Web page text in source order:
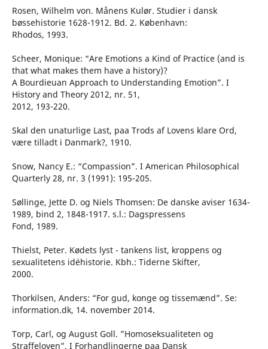
Rosen, Wilhelm von. Månens Kulør. Studier i dansk
bøssehistorie 1628-1912. Bd. 2. København:
Rhodos, 1993.
Scheer, Monique: “Are Emotions a Kind of Practice (and is
that what makes them have a history)?
A Bourdieuan Approach to Understanding Emotion”. I
History and Theory 2012, nr. 51,
2012, 193-220.
Skal den unaturlige Last, paa Trods af Lovens klare Ord,
være tilladt i Danmark?, 1910.
Snow, Nancy E.: “Compassion”. I American Philosophical
Quarterly 28, nr. 3 (1991): 195-205.
Søllinge, Jette D. og Niels Thomsen: De danske aviser 1634-
1989, bind 2, 1848-1917. s.l.: Dagspressens
Fond, 1989.
Thielst, Peter. Kødets lyst - tankens list, kroppens og
sexualitetens idéhistorie. Kbh.: Tiderne Skifter,
2000.
Thorkilsen, Anders: “For gud, konge og tissemænd”. Se:
information.dk, 14. november 2014.
Torp, Carl, og August Goll. ”Homoseksualiteten og
Straffeloven”. I Forhandlingerne paa Dansk